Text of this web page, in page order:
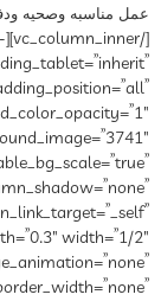
عمل مناسبه وصحیه
width=”1/2″